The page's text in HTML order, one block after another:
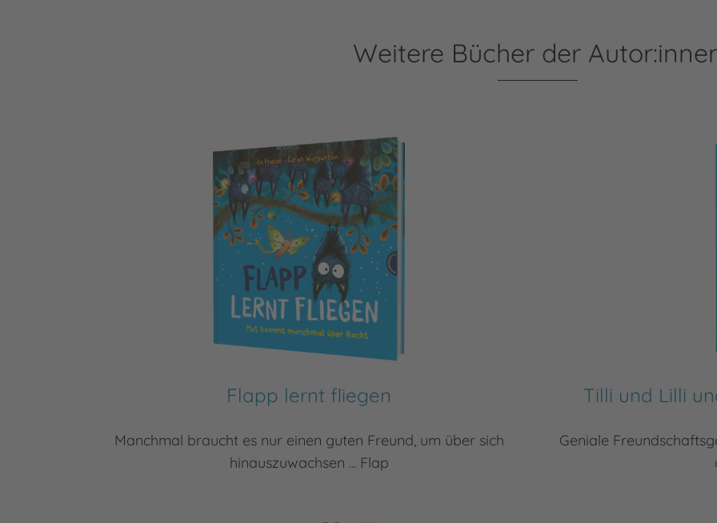
Weitere Bücher der
Flapp lernt fliegen
Manchmal braucht es nur einen guten Freund, um über sich
hinauszuwachsen ... Flap
Tilli und Lilli
Geniale